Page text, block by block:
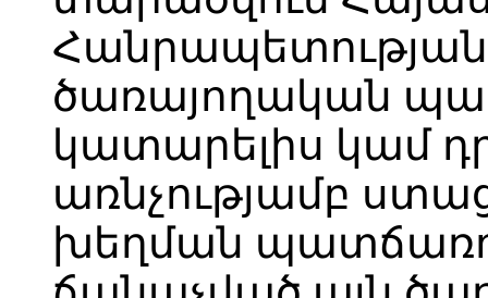
ծառայողական
կատարելիս կամ
առնչությամբ
խեղման